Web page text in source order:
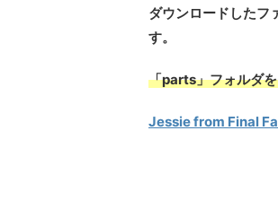
ダウンロードしたフ
す。
「parts」フォルダ
Jessie from Final